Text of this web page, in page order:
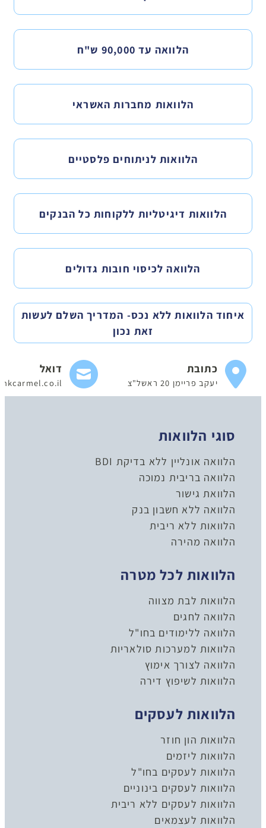
הלוואה עד 90,000 ש"ח
הלוואות מחברות האשראי
הלוואות לניתוחים פלסטיים
הלוואות דיגיטליות ללקוחות כל הבנקים
הלוואה לכיסוי חובות גדולים
איחוד הלוואות ללא נכס- המדריך השלם לעשות
זאת נכון
כתובת
יעקב פריימן 20 ראשל"צ
דואל
סוגי הלוואות
הלוואה אונליין ללא בדיקת BDI
הלוואה בריבית נמוכה
הלוואת גישור
הלוואה ללא חשבון בנק
הלוואות ללא ריבית
הלוואה מהירה
הלוואות לכל מטרה
הלוואות לבת מצווה
הלוואה לחגים
הלוואה ללימודים בחו"ל
הלוואות למערכות סולאריות
הלוואה לצורך אימוץ
הלוואות לשיפוץ דירה
הלוואות לעסקים
הלוואות הון חוזר
הלוואות ליזמים
הלוואות לעסקים בחו"ל
הלוואות לעסקים בינוניים
הלוואות לעסקים ללא ריבית
הלוואות לעצמאים